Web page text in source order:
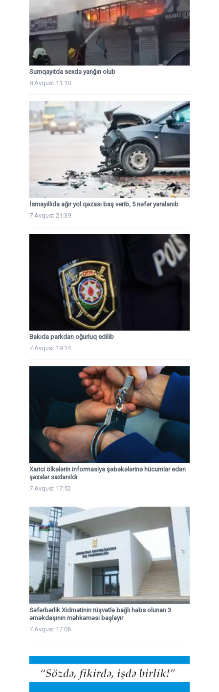
Sumqayıtda sexdə yanğın olub
8 Avqust 11:10
İsmayıllıda ağır yol qəzası baş verib, 5 nəfər yaralanıb
7 Avqust 21:39
Bakıda parkdan oğurluq edilib
7 Avqust 19:14
Xarici ölkələrin informasiya şəbəkələrinə hücumlar edən
şəxslər saxlanıldı
7 Avqust 17:52
Səfərbərlik Xidmətinin rüşvətlə bağlı həbs olunan 3
əməkdaşının məhkəməsi başlayır
7 Avqust 17:06